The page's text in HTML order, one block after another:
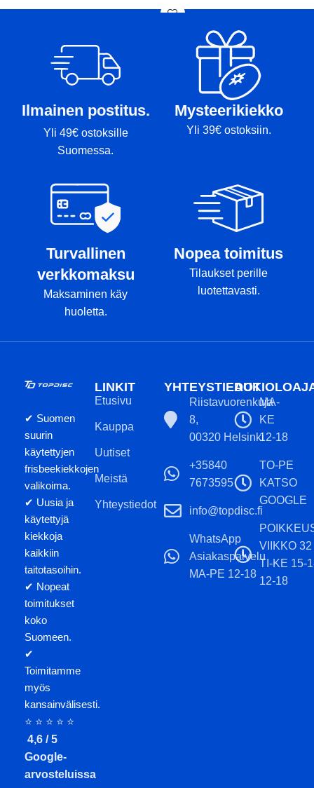
Kunto: A-
Paino: 175g
Tussit: Rimmi ja Pohja
Ilmainen postitus.
Yli 49€ ostoksille
Suomessa.
Mysteerikiekko
Yli 39€ ostoksiin.
Turvallinen
verkkomaksu
Maksaminen käy
huoletta.
Nopea toimitus
Tilaukset perille
luotettavasti.
✔ Suomen
suurin
käytettyjen
frisbeekiekkojen
valikoima.
✔ Uusia ja
käytettyjä
kiekkoja
kaikkiin
taitotasoihin.
✔ Nopeat
toimitukset
koko
Suomeen.
✔
Toimitamme
myös
kansainvälisesti.
⭐ ⭐ ⭐ ⭐ ⭐
4,6 / 5
Google-
arvosteluissa
LINKIT
Etusivu
Kauppa
Uutiset
Meistä
Yhteystiedot
YHTEYSTIEDOT
Riistavuorenkuja
8,
00320 Helsinki
+35840
7673595
info@topdisc.fi
WhatsApp
Asiakaspalvelu
MA-PE 12-18
MA-
KE
12-18
TO-PE
KATSO
GOOGLE
VIIKKO 32
TI-KE 15-
12-18